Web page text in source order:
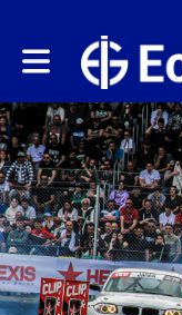
Toggle main navigation